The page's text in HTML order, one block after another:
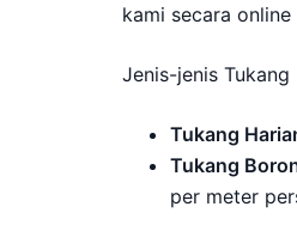
kami secara
Jenis-jenis Tukang
Tukang
Tukang
per meter